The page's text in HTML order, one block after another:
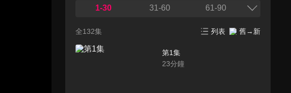
1-30 31-60 61-90
全132集 列表 舊→新
第1集
23分鐘